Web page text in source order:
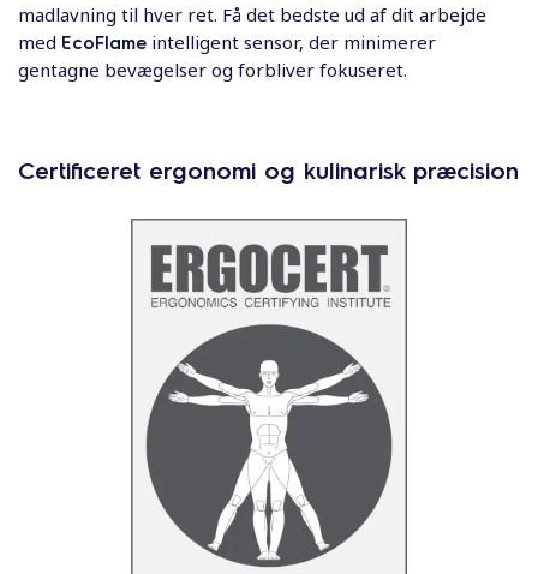
madlavning til hver ret. Få det bedste ud af dit arbejde
med EcoFlame intelligent sensor, der minimerer
gentagne bevægelser og forbliver fokuseret.
Certificeret ergonomi og kulinarisk præcision